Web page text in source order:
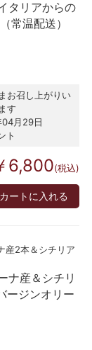
タリアからの
常温配送）
お召し上がりい
す
月29日
ト
6,800(税込)
カートに入れる
産2本＆シチリア
ナ産＆シチリ
ージンオリー